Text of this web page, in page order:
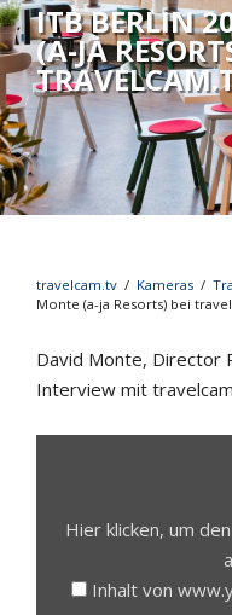
ITB BERLIN
(A-JA
travelcam.tv / Kameras /
Monte (a-ja Resorts) bei
David Monte, Director
Interview mit
ANZEIGEN
Hier klicken, um
Inhalt von